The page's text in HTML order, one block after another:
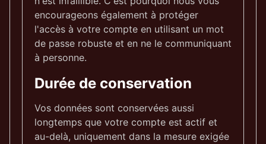
encourageons également à protéger
l'accès à votre compte en utilisant un mot
de passe robuste et en ne le communiquant
à personne.
Durée de conservation
Vos données sont conservées aussi
longtemps que votre compte est actif et
au-delà, uniquement dans la mesure exigée